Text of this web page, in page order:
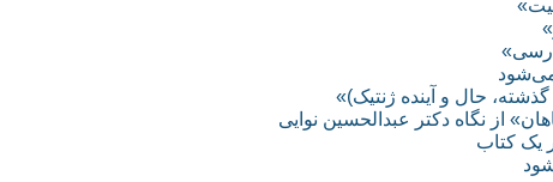
حال و آينده ژنتيک)»
از نگاه دکتر عبدالحسین نوایی
یک کتاب